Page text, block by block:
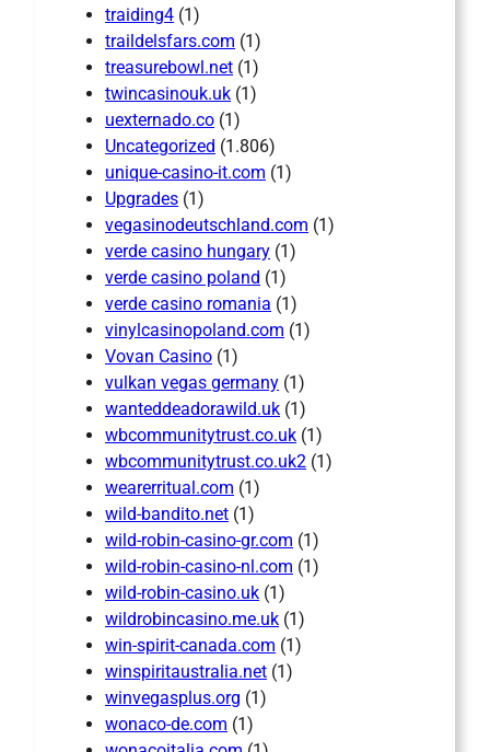
traiding4 (1)
traildelsfars.com (1)
treasurebowl.net (1)
twincasinouk.uk (1)
uexternado.co (1)
Uncategorized (1.806)
unique-casino-it.com (1)
Upgrades (1)
vegasinodeutschland.com (1)
verde casino hungary (1)
verde casino poland (1)
verde casino romania (1)
vinylcasinopoland.com (1)
Vovan Casino (1)
vulkan vegas germany (1)
wanteddeadorawild.uk (1)
wbcommunitytrust.co.uk (1)
wbcommunitytrust.co.uk2 (1)
wearerritual.com (1)
wild-bandito.net (1)
wild-robin-casino-gr.com (1)
wild-robin-casino-nl.com (1)
wild-robin-casino.uk (1)
wildrobincasino.me.uk (1)
win-spirit-canada.com (1)
winspiritaustralia.net (1)
winvegasplus.org (1)
wonaco-de.com (1)